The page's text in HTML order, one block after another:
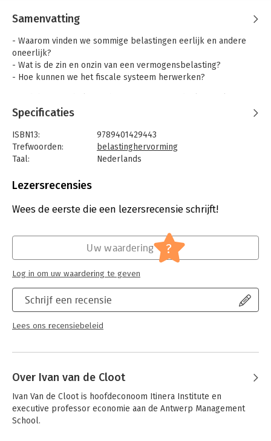
Samenvatting
- Waarom vinden we sommige belastingen eerlijk en andere
oneerlijk?
- Wat is de zin en onzin van een vermogensbelasting?
- Hoe kunnen we het fiscale systeem herwerken?
gedomineerd door buikgevoel en vooroordelen. Tijdelijke
effecten of oppervlaktefenomenen vallen meer op, waardoor
mensen zich erop blindstaren en de onderliggende elementen
uit het oog verliezen.
eerder verschenen analyse van de rol van fiscaliteit in het
volledige economische ecosysteem. Via objectieve
vaststellingen en gefundeerde analyse brengen econoom Ivan
Van de Cloot en financieel expert Karel Volckaert de kern van
Aan de hand van twintig beleidsprincipes stelt Taxshift een
reeks broodnodige aanbevelingen voor. Enkel op die manier is
een evenwichtig oordeel mogelijk van de belastinghervorming
Specificaties
ISBN13:
9789401429443
Trefwoorden:
belastinghervorming
Taal:
Nederlands
Beveiliging:
Aantal pagina's:
176
Verschijningsdatum:
15-7-2015
Hoofdrubriek:
Jongbloed:
Belastingrecht algemeen
Lezersrecensies
Wees de eerste die een lezersrecensie schrijft!
Schrijf een recensie
Lees ons recensiebeleid
Uw waardering ?
Log in om uw waardering te geven
Over Ivan van de Cloot
Ivan Van de Cloot is hoofdeconoom Itinera Institute en
executive professor economie aan de Antwerp Management
School.